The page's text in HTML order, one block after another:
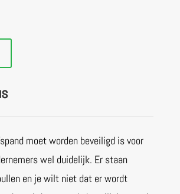
moet worden beveiligd is voor
wel duidelijk. Er staan
en je wilt niet dat er wordt